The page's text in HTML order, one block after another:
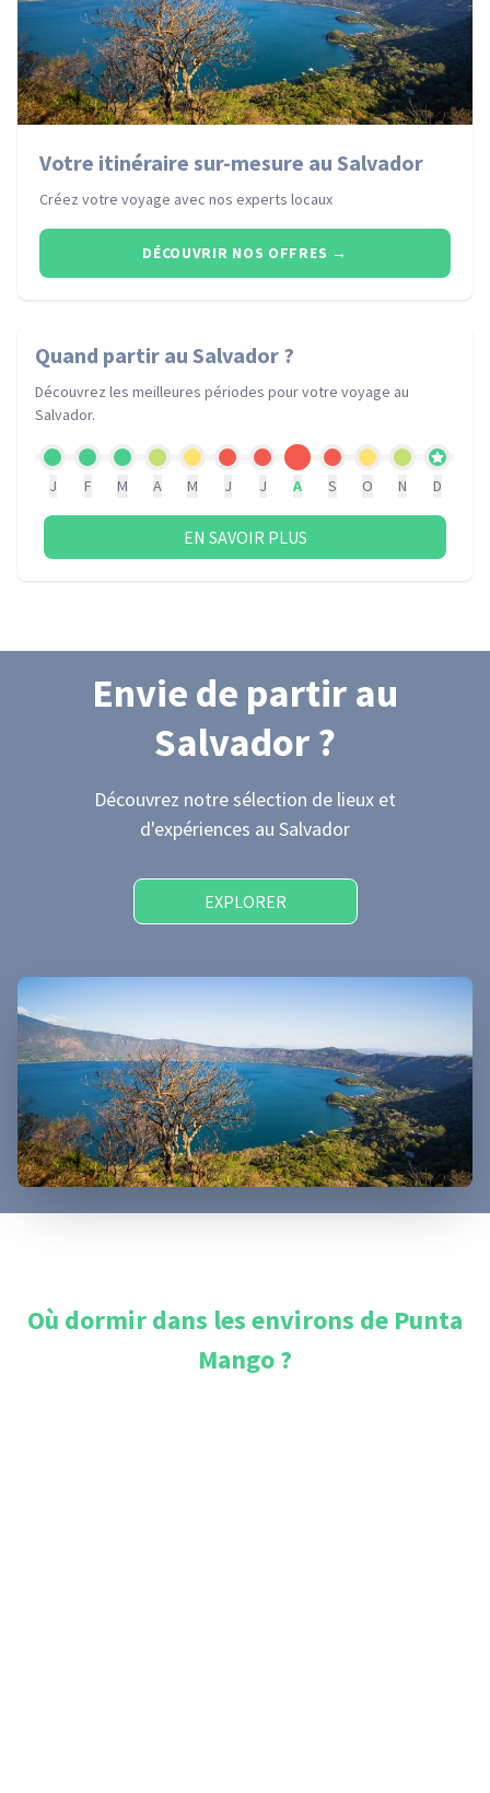
Votre itinéraire sur-mesure au Salvador
Créez votre voyage avec nos experts locaux
DÉCOUVRIR NOS OFFRES →
Quand partir au Salvador ?
Découvrez les meilleures périodes pour votre voyage au
Salvador.
J F M A M J J A S O N D
EN SAVOIR PLUS
Envie de partir au
Salvador ?
Découvrez notre sélection de lieux et
d'expériences au Salvador
EXPLORER
Où dormir dans les environs de Punta
Mango?